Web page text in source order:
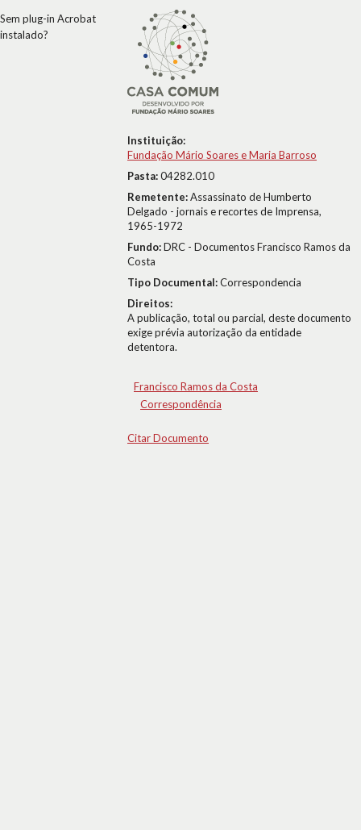
Instituição:
Fundação Mário Soares e Maria Barroso
Pasta:04282.010
Remetente:Assassinato de Humberto
Delgado - jornais e recortes de Imprensa,
1965-1972
Fundo:DRC - Documentos Francisco Ramos da
Costa
Tipo Documental:Correspondencia
Direitos:
A publicação, total ou parcial, deste documento
exige prévia autorização da entidade
detentora.
Francisco Ramos da Costa
Correspondência
Citar Documento
Sem plug-in Acrobat
instalado?